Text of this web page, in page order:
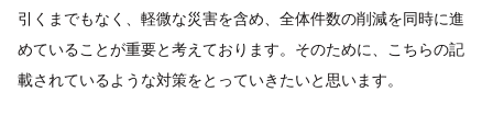
引くまでもなく、軽微な災害を含め、全体件数の削減を同時に進
めていることが重要と考えております。そのために、こちらの記
載されているような対策をとっていきたいと思います。